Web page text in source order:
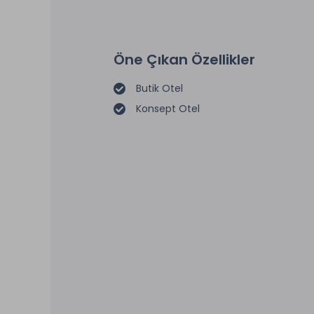
Öne Çıkan Özellikler
Butik Otel
Konsept Otel